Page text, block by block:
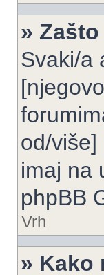
»
Svaki/a
od/
imaj na
phpBB
Vrh
» Kako